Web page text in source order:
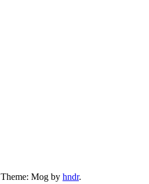
Theme: Mog by hndr.